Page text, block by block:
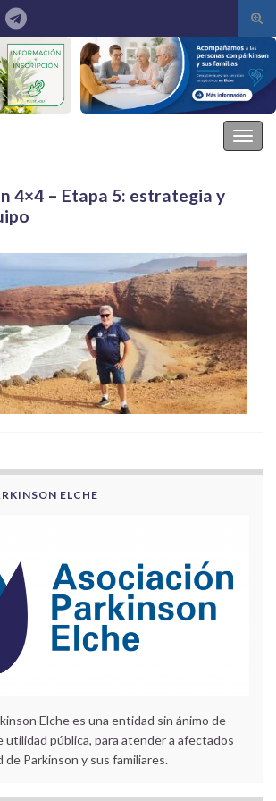
de
for:
4×4 – Etapa 5: estrategia y
ELCHE
Elche es una entidad sin ánimo de
utilidad pública, para atender a afectados
de Parkinson y sus familiares.